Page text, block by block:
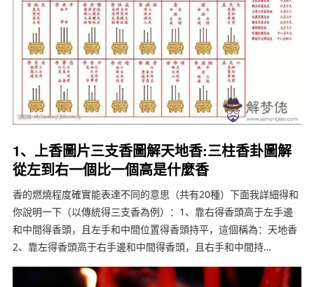
1、上香圖片三支香圖解天地香:三柱香卦圖解
從左到右一個比一個高是什麼香
香的燃燒程度確實能表達不同的意思（共有20種）下面我詳細得和
你說明一下（以傳統得三支香為例）：1、靠右得香頭高于左手邊
和中間得香頭，且左手和中間位置得香頭持平，這個稱為：天地香
2、靠左得香頭高于右手邊和中間得香頭，且右手和中間持…